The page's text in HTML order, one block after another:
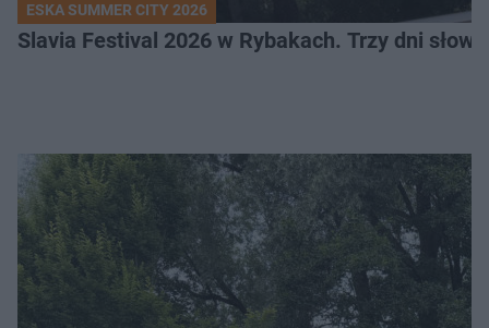
ESKA SUMMER CITY 2026
Slavia Festival 2026 w Rybakach. Trzy dni